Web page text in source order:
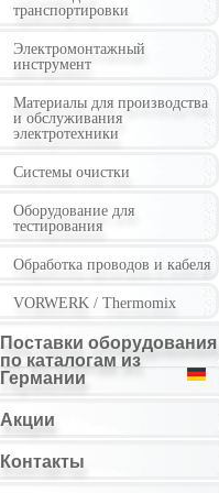
транспортировки
Электромонтажный
инструмент
Материалы для производства
и обслуживания
электротехники
Системы очистки
Оборудование для
тестирования
Обработка проводов и кабеля
VORWERK / Thermomix
Поставки оборудования
по каталогам из
Германии
Акции
Контакты